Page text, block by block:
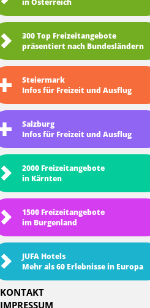
in Österreich
300 Top Freizeitangebote
präsentiert nach Bundesländern
Steiermark
Infos für Freizeit und Ausflug
Salzburg
Infos für Freizeit und Ausflug
2000 Freizeitangebote
in Kärnten
1500 Freizeitangebote
im Burgenland
JUFA Hotels
Mehr als 60 Erlebnisse in Europa
KONTAKT
IMPRESSUM